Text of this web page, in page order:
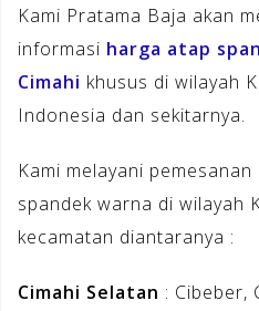
Kami Pratama Baja akan
informasi harga atap
Cimahi khusus di wilayah
Indonesia dan sekitarnya.
Kami melayani
spandek warna di wilayah
kecamatan diantaranya :
Cimahi Selatan : Cibeber,